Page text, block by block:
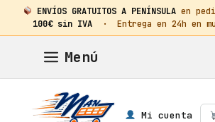
ENVÍOS GRATUITOS A PENÍNSULA en
100€ sin IVA· Entrega en 24h en
contenido
Menú
Mi cuenta